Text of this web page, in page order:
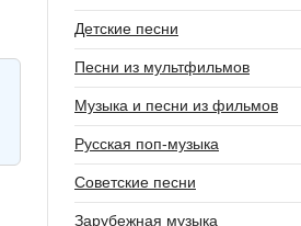
Детские песни
Песни из мультфильмов
Музыка и песни из фильмов
Русская поп-музыка
Советские песни
Зарубежная музыка